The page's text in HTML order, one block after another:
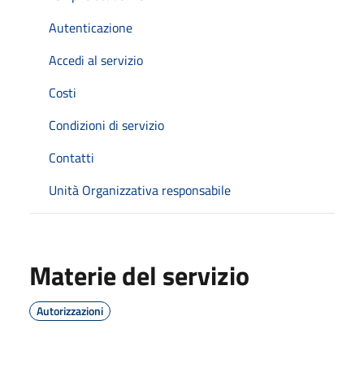
Autenticazione
Accedi al servizio
Costi
Condizioni di servizio
Contatti
Unità Organizzativa responsabile
Materie del servizio
Autorizzazioni